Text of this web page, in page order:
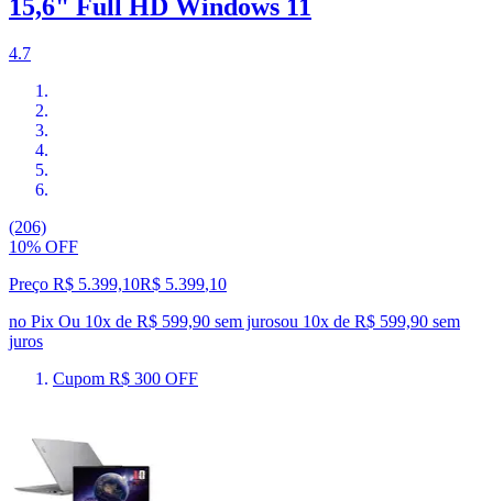
15,6" Full HD Windows 11
4.7
(206)
10% OFF
Preço R$ 5.399,10R$ 5.399,10
no Pix Ou 10x de R$ 599,90 sem jurosou 10x de R$ 599,90 sem
juros
Cupom R$ 300 OFF